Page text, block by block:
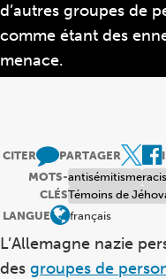
d’autres groupes de
comme étant des
menace.
CITER PARTAGER
MOTS-
CLÉS
antisémitisme
Témoins de
LANGUE
français
L’Allemagne nazie
des groupes de